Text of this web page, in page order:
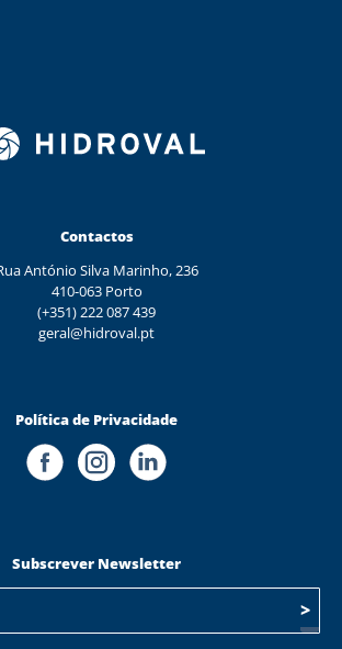
Contactos
António Silva Marinho, 236
410-063 Porto
(+351) 222 087 439
geral@hidroval.pt
Política de Privacidade
Subscrever Newsletter
>